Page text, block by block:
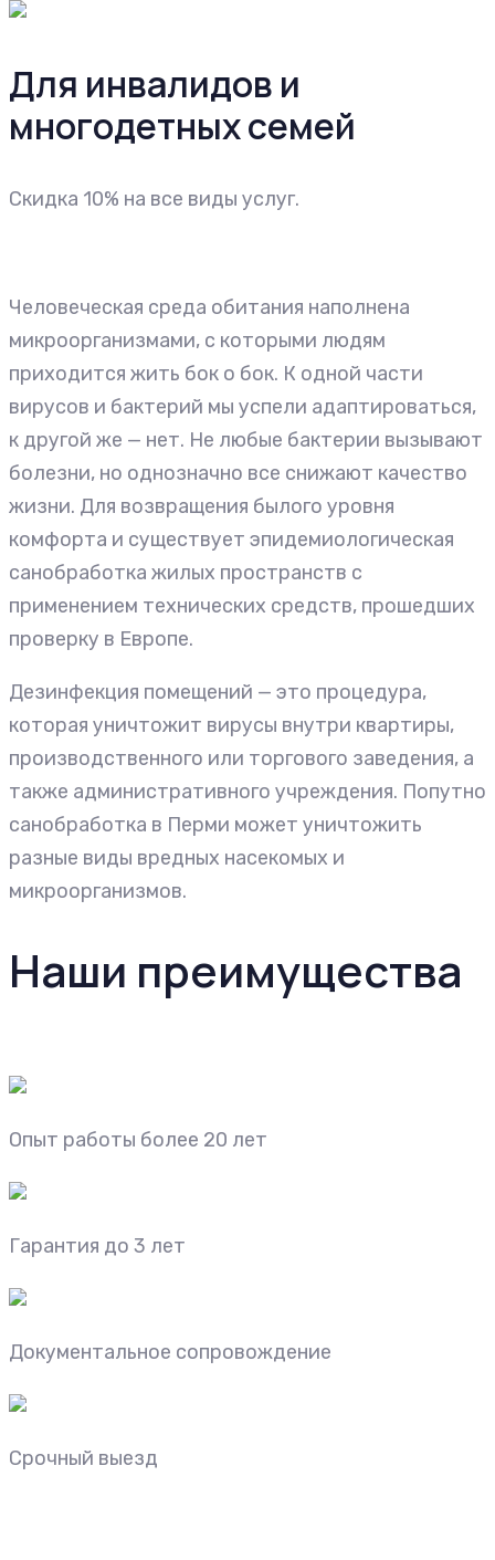
Для инвалидов и
многодетных семей
Cкидка 10% на все виды услуг.
Человеческая среда обитания наполнена
микроорганизмами, с которыми людям
приходится жить бок о бок. К одной части
вирусов и бактерий мы успели адаптироваться,
к другой же — нет. Не любые бактерии вызывают
болезни, но однозначно все снижают качество
жизни. Для возвращения былого уровня
комфорта и существует эпидемиологическая
санобработка жилых пространств с
применением технических средств, прошедших
проверку в Европе.
Дезинфекция помещений — это процедура,
которая уничтожит вирусы внутри квартиры,
производственного или торгового заведения, а
также административного учреждения. Попутно
санобработка в Перми может уничтожить
разные виды вредных насекомых и
микроорганизмов.
Наши преимущества
Опыт работы более 20 лет
Гарантия до 3 лет
Документальное сопровождение
Срочный выезд